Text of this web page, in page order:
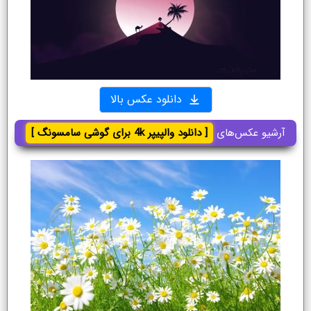
دانلود عکس بالا
آرشیو عکس‌های [ دانلود والپیپر 4k برای گوشی سامسونگ ]